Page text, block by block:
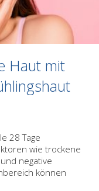
Haut mit
28 Tage
wie trockene
negative
können